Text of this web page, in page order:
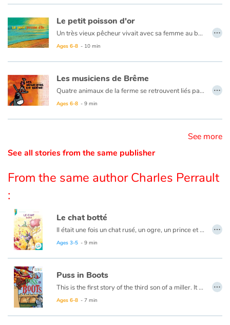
Formats and illustrations
Catalogue anglais
Contraste +
Help
Schools
Libraries
Videos & Tutorials
Blog
Learn french with Storyplay'r
Le petit poisson d'or
Un très vieux pêcheur vivait avec sa femme au bord de la mer, une vieille mégère, dans une toute petite chaumière. Un jour dans son filet, il découvre un magnifique poisson doré. "Pêcheur, relâche-moi, je réaliserai tous tes souhaits en guise de merci." Lui, n'a besoin de rien, mais sa femme, revêche, est exigeante jusqu'à la folie.
Ages 6-8 - 10 min
…
Les musiciens de Brême
Quatre animaux de la ferme se retrouvent liés par un sort malheureux : leurs maîtres veulent se débarrasser d'eux ! Les quatre amis quittent alors leurs foyers respectifs et se mettent en route pour Brême où ils veulent devenir musiciens. Le chemin n'est pas sans danger. Dans une maison au milieu de la forêt habitent des brigands. Grâce à leur esprit d'équipe, nos quatre compères chassent les malfrats. ils vivront désormais libres et heureux dans leur nouveau foyer.
Ages 6-8 - 9 min
…
See more
See all stories from the same publisher
From the same author Charles Perrault
:
Le chat botté
Il était une fois un chat rusé, un ogre, un prince et une princesse...
Ages 3-5 - 9 min
…
Puss in Boots
This is the first story of the third son of a miller. It is also the story of a cat...
Ages 6-8 - 7 min
…